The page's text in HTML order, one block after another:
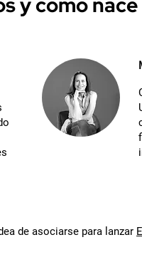
de asociarse para lanzar